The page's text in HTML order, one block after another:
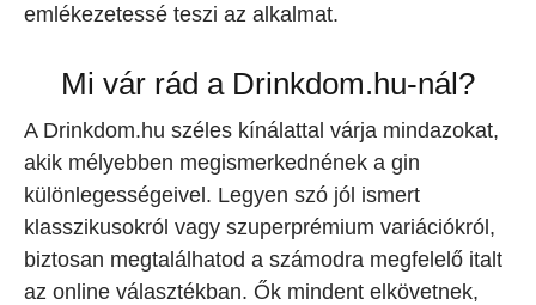
emlékezetessé teszi az alkalmat.
Mi vár rád a Drinkdom.hu-nál?
A Drinkdom.hu széles kínálattal várja mindazokat,
akik mélyebben megismerkednének a gin
különlegességeivel. Legyen szó jól ismert
klasszikusokról vagy szuperprémium variációkról,
biztosan megtalálhatod a számodra megfelelő italt
az online választékban. Ők mindent elkövetnek,